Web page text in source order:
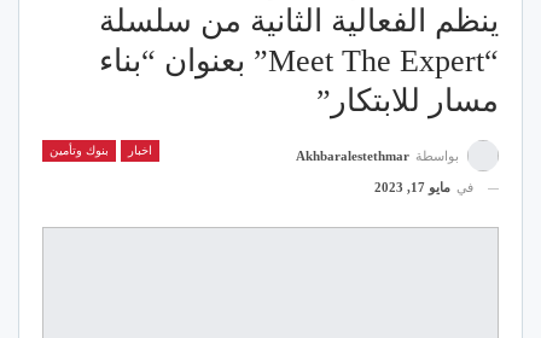
ينظم الفعالية الثانية من سلسلة
“Meet The Expert” بعنوان “بناء
مسار للابتكار”
اخبار بنوك وتأمين بواسطة Akhbaralestethmar
في مايو 17, 2023